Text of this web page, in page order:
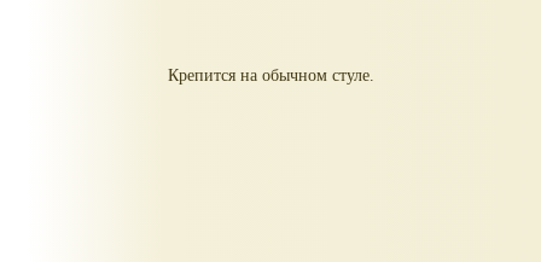
Крепится на обычном стуле.